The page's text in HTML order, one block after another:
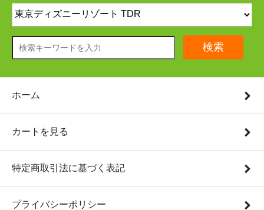
検索
ホーム
カートを見る
特定商取引法に基づく表記
プライバシーポリシー